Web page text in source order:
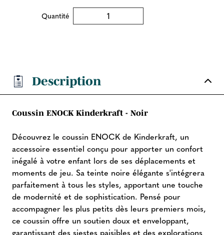
Quantité
Description
Coussin ENOCK Kinderkraft - Noir
Découvrez le coussin ENOCK de Kinderkraft, un
accessoire essentiel conçu pour apporter un confort
inégalé à votre enfant lors de ses déplacements et
moments de jeu. Sa teinte noire élégante s'intégrera
parfaitement à tous les styles, apportant une touche
de modernité et de sophistication. Pensé pour
accompagner les plus petits dès leurs premiers mois,
ce coussin offre un soutien doux et enveloppant,
garantissant des siestes paisibles et des explorations